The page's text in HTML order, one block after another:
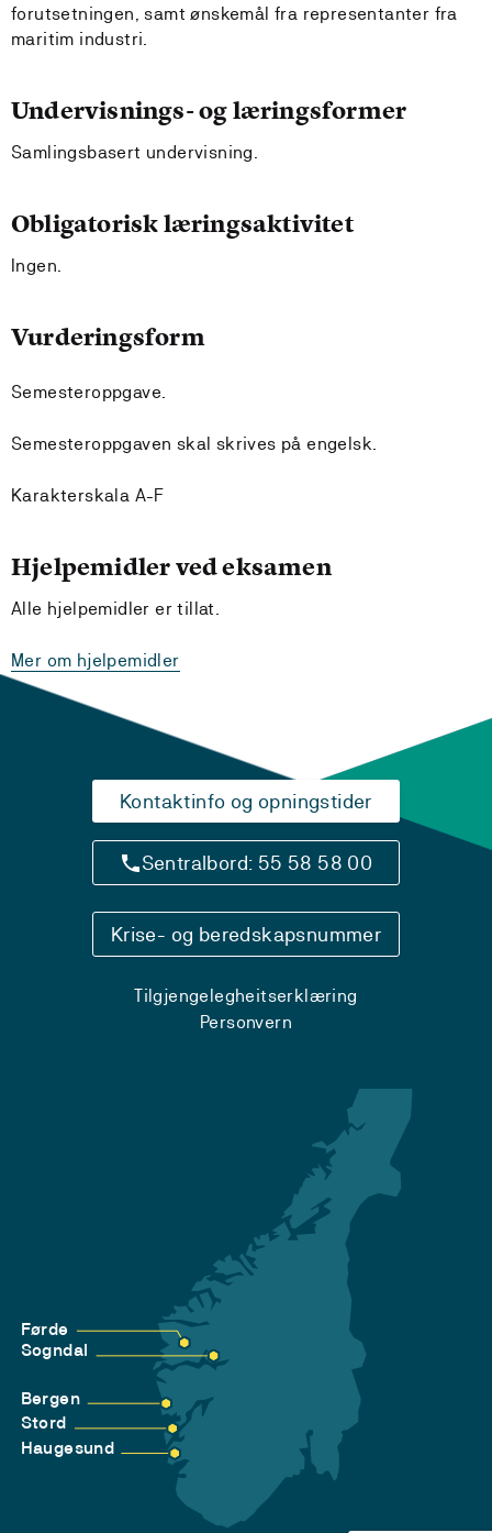
forutsetningen, samt ønskemål fra representanter fra
maritim industri.
Undervisnings- og læringsformer
Samlingsbasert undervisning.
Obligatorisk læringsaktivitet
Ingen.
Vurderingsform
Semesteroppgave.
Semesteroppgaven skal skrives på engelsk.
Karakterskala A-F
Hjelpemidler ved eksamen
Alle hjelpemidler er tillat.
Mer om hjelpemidler
Kontaktinfo og opningstider
Sentralbord: 55 58 58 00
Krise- og beredskapsnummer
Tilgjengelegheitserklæring
Personvern
Førde
Sogndal
Bergen
Stord
Haugesund